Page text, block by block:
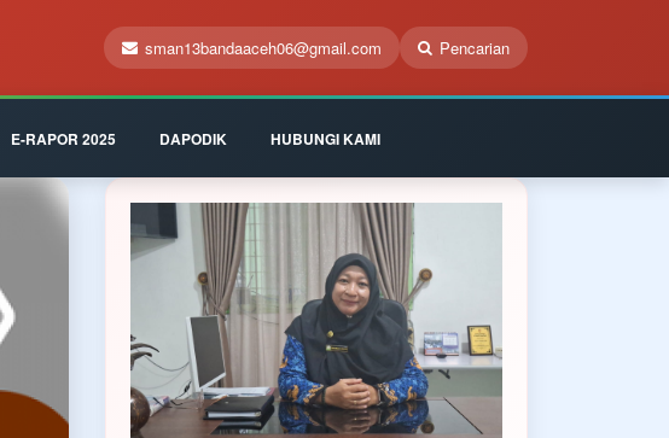
sman13bandaaceh06@gmail.com Pencarian
E-RAPOR 2025 DAPODIK HUBUNGI KAMI